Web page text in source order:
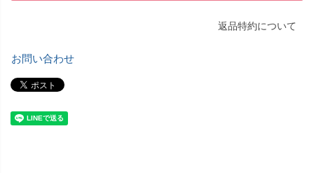
返品特約について
お問い合わせ